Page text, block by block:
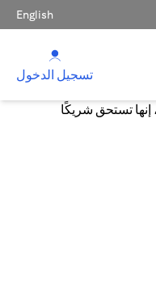
English
تسجيل الدخول